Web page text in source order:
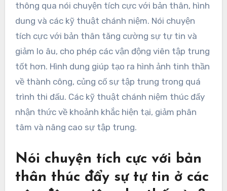
thông qua nói chuyện tích cực với bản thân, hình
dung và các kỹ thuật chánh niệm. Nói chuyện
tích cực với bản thân tăng cường sự tự tin và
giảm lo âu, cho phép các vận động viên tập trung
tốt hơn. Hình dung giúp tạo ra hình ảnh tinh thần
về thành công, củng cố sự tập trung trong quá
trình thi đấu. Các kỹ thuật chánh niệm thúc đẩy
nhận thức về khoảnh khắc hiện tại, giảm phân
tâm và nâng cao sự tập trung.
Nói chuyện tích cực với bản
thân thúc đẩy sự tự tin ở các